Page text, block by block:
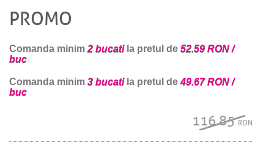
PROMO
Comanda minim 2 bucatila pretul de 52.59 RON /
buc
Comanda minim 3 bucatila pretul de49.67 RON /
buc
116.85RON